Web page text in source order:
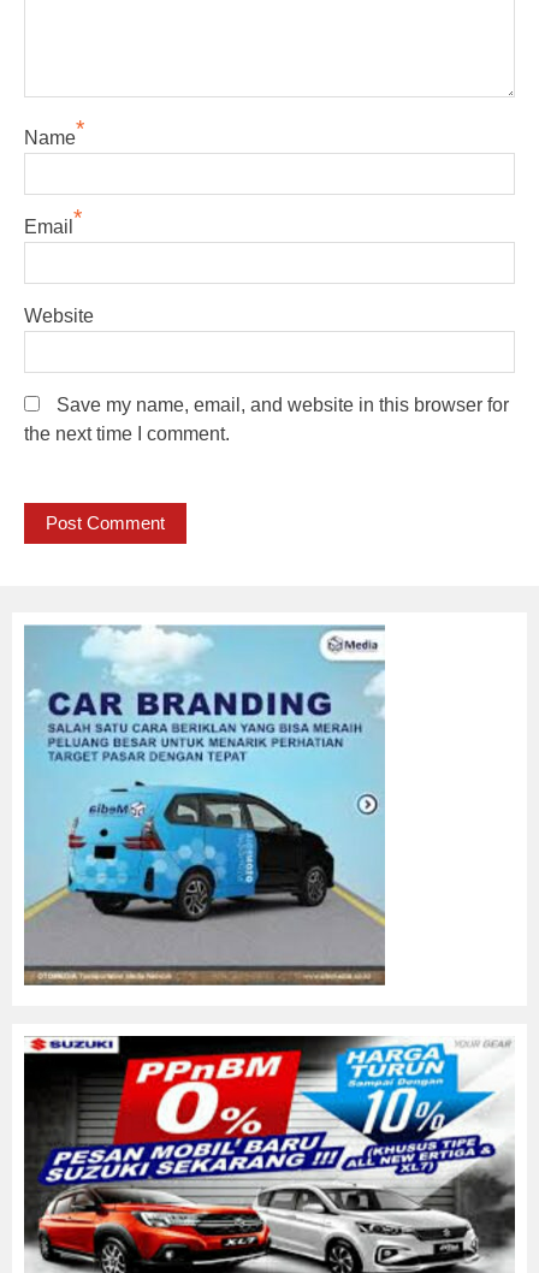
Name*
Email *
Website
Save my name, email, and website in this browser for
the next time I comment.